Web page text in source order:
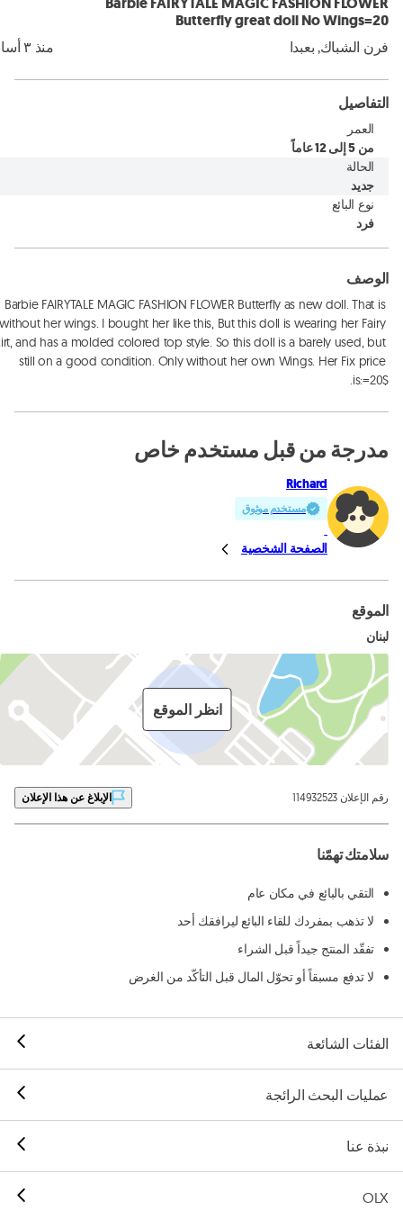
Butterfly great doll No Wings=20
فرن الشباك, بعبدا منذ ٣ أسابيع
التفاصيل
العمر
من 5 إلى 12 عاماً
الحالة
جديد
نوع البائع
فرد
الوصف
Barbie FAIRYTALE MAGIC FASHION FLOWER Butterfly as new doll. That is
without her wings. I bought her like this, But this doll is wearing her Fairy
and has a molded colored top style. So this doll is a barely used, but
still on a good condition. Only without her own Wings. Her Fix price
is:=20$.
مدرجة من قبل مستخدم خاص
Richard
مستخدم موثوق
الصفحة الشخصية
الموقع
لبنان
انظر الموقع
رقم الإعلان 114932523 الإبلاغ عن هذا الإعلان
سلامتك تهمّنا
التقي بالبائع في مكان عام
لا تذهب بمفردك للقاء البائع ليرافقك أحد
تفقّد المنتج جيداً قبل الشراء
لا تدفع مسبقاً أو تحوّل المال قبل التأكّد من الغرض
الفئات الشائعة
عمليات البحث الرائجة
نبذة عنا
OLX